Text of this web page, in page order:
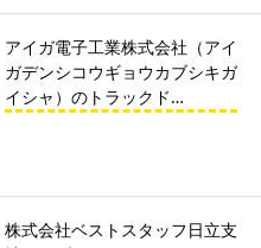
アイガ電子工業株式会社（アイ
ガデンシコウギョウカブシキガ
イシャ）のトラックド…
株式会社ベストスタッフ日立支